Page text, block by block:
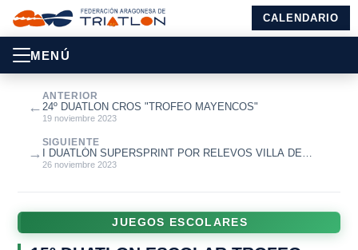
CALENDARIO
MENÚ
←
ANTERIOR
24º DUATLON CROS "TROFEO MAYENCOS"
19 noviembre 2023
SIGUIENTE
I DUATLÓN SUPERSPRINT POR RELEVOS VILLA DE
ALAGON
26 noviembre 2023
→
JUEGOS ESCOLARES